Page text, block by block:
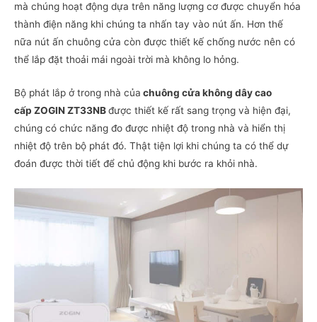
mà chúng hoạt động dựa trên năng lượng cơ được chuyển hóa
thành điện năng khi chúng ta nhấn tay vào nút ấn. Hơn thế
nữa nút ấn chuông cửa còn được thiết kế chống nước nên có
thể lắp đặt thoải mái ngoài trời mà không lo hỏng.
Bộ phát lắp ở trong nhà của chuông cửa không dây cao
cấp ZOGIN ZT33NBđược thiết kế rất sang trọng và hiện đại,
chúng có chức năng đo được nhiệt độ trong nhà và hiển thị
nhiệt độ trên bộ phát đó. Thật tiện lợi khi chúng ta có thể dự
đoán được thời tiết để chủ động khi bước ra khỏi nhà.